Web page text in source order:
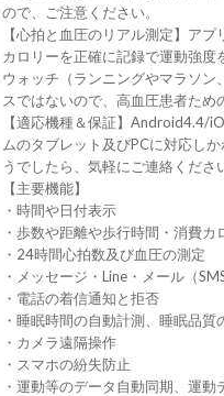
ので、ご注意ください。
【心拍と血圧のリアル測定】ア
カロリーを正確に記録で運動強
ウォッチ（ランニングやマラソ
スではないので、高血圧患者ため
【適応機種＆保証】Android4.4/
ムのタブレット及びPCに対応し
うでしたら、気軽にご連絡くださ
【主要機能】
・時間や日付表示
・歩数や距離や歩行時間・消費カ
・24時間心拍数及び血圧の測定
・メッセージ・Line・メール（
・電話の着信通知と拒否
・睡眠時間の自動計測、睡眠品質
・カメラ遠隔操作
・スマホの紛失防止
・運動等のデータ自動同期、運動